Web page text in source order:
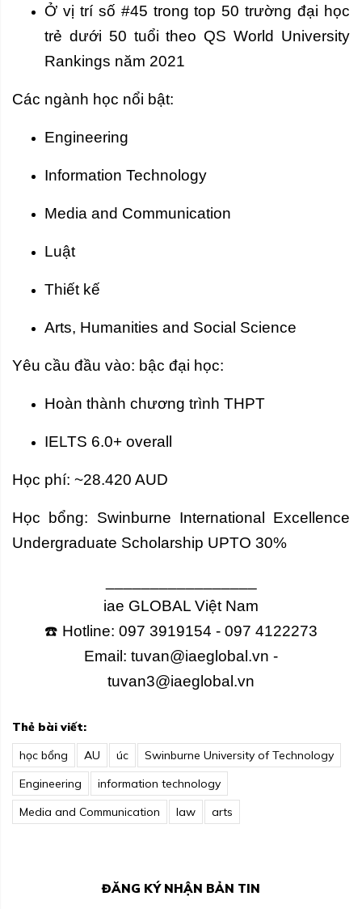
Ở vị trí số #45 trong top 50 trường đại học
trẻ dưới 50 tuổi theo QS World University
Rankings năm 2021
Các ngành học nổi bật:
Engineering
Information Technology
Media and Communication
Luật
Thiết kế
Arts, Humanities and Social Science
Yêu cầu đầu vào: bậc đại học:
Hoàn thành chương trình THPT
IELTS 6.0+ overall
Học phí: ~28.420 AUD
Học bổng: Swinburne International Excellence
Undergraduate Scholarship UPTO 30%
iae GLOBAL Việt Nam
☎️ Hotline: 097 3919154 - 097 4122273
Email: tuvan@iaeglobal.vn -
tuvan3@iaeglobal.vn
Thẻ bài viết:
học bổng
AU úc
Swinburne University of Technology
Engineering
information technology
Media and Communication
law arts
ĐĂNG KÝ NHẬN BẢN TIN